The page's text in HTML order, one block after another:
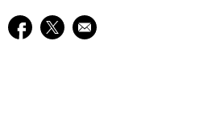
Udostępnij na facebook
Udostępnij na twitter
E-mail do przyjaciela